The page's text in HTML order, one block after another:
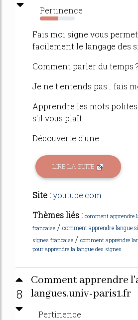
Pertinence
51%
Fais moi signe vous
facilement le langage des
Comment parler du temps ?
Je ne t'entends pas... fais
Apprendre les mots
s'il vous plaît
Découverte d'une...
LIRE LA SUITE
Site :youtube.com
Thèmes liés : comment apprendre
francaise / comment apprendre langue
signes francaise / comment apprendre
pour apprendre la langue des signes
8
Comment apprendre
langues.univ-paris1.fr
Pertinence